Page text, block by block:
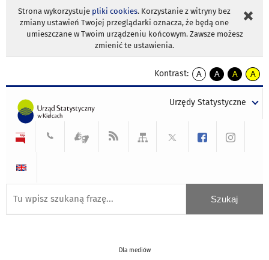
Strona wykorzystuje pliki cookies. Korzystanie z witryny bez
zmiany ustawień Twojej przeglądarki oznacza, że będą one
umieszczane w Twoim urządzeniu końcowym. Zawsze możesz
zmienić te ustawienia.
Kontrast:
A
kontrast
A
kontrast
tekst
czarnym
A
kontrast
tekst
czarnym
A
tekst
żółtym
Urzędy Statystyczne
Dla mediów